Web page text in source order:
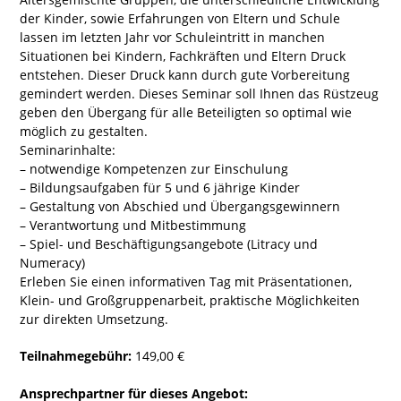
der Kinder, sowie Erfahrungen von Eltern und Schule
lassen im letzten Jahr vor Schuleintritt in manchen
Situationen bei Kindern, Fachkräften und Eltern Druck
entstehen. Dieser Druck kann durch gute Vorbereitung
gemindert werden. Dieses Seminar soll Ihnen das Rüstzeug
geben den Übergang für alle Beteiligten so optimal wie
möglich zu gestalten.
Seminarinhalte:
– notwendige Kompetenzen zur Einschulung
– Bildungsaufgaben für 5 und 6 jährige Kinder
– Gestaltung von Abschied und Übergangsgewinnern
– Verantwortung und Mitbestimmung
– Spiel- und Beschäftigungsangebote (Litracy und
Numeracy)
Erleben Sie einen informativen Tag mit Präsentationen,
Klein- und Großgruppenarbeit, praktische Möglichkeiten
zur direkten Umsetzung.
Teilnahmegebühr: 149,00 €
Ansprechpartner für dieses Angebot: